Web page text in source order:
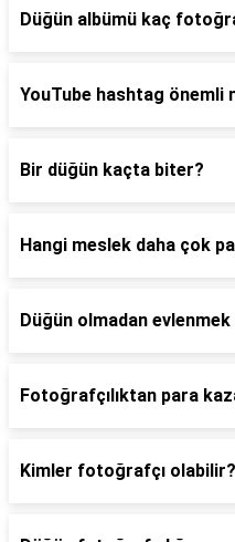
Düğün albümü kaç
YouTube hashtag önemli
Bir düğün kaçta biter?
Hangi meslek daha çok
Düğün olmadan
Fotoğrafçılıktan para
Kimler fotoğrafçı olabilir?